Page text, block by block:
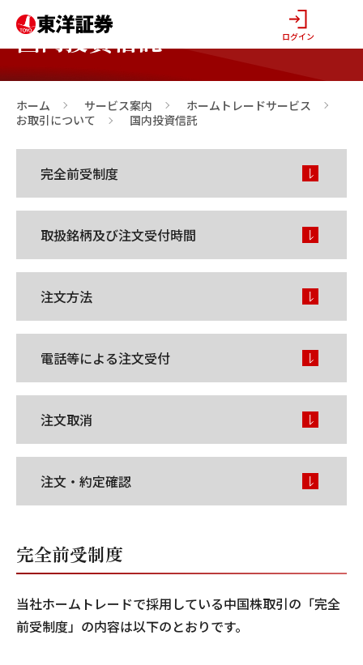
ログイン
国内投資信託
ホーム >
サービス案内 >
ホームトレードサービス
お取引について
>
国内投資信託
完全前受制度
取扱銘柄及び注文受付時間
注文方法
電話等による注文受付
注文取消
注文・約定確認
完全前受制度
当社ホームトレードで採用している中国株取引の「完全
前受制度」の内容は以下のとおりです。